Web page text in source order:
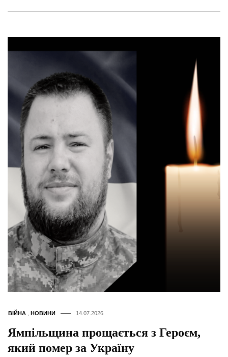
ВІЙНА НОВИНИ 14.07.2026
Ямпільщина прощається з Героєм,
який помер за Україну